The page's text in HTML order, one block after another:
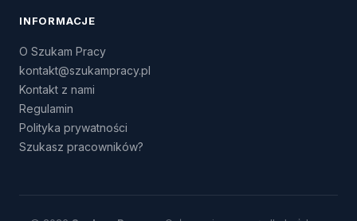
INFORMACJE
O Szukam Pracy
kontakt@szukampracy.pl
Kontakt z nami
Regulamin
Polityka prywatności
Szukasz pracowników?